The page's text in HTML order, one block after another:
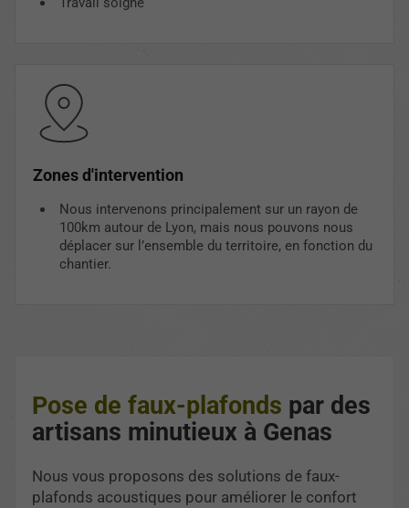
Zones d'intervention
Nous intervenons principalement sur un rayon de
100km autour de Lyon, mais nous pouvons nous
déplacer sur l’ensemble du territoire, en fonction du
chantier.
Pose de faux-plafonds par des
artisans minutieux à Genas
Nous vous proposons des solutions de faux-
plafonds acoustiques pour améliorer le confort